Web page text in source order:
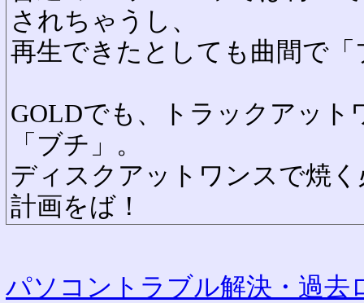
されちゃうし、
再生できたとしても曲間で
GOLDでも、トラックアット
「ブチ」。
ディスクアットワンスで焼
計画をば！
パソコントラブル解決・過去